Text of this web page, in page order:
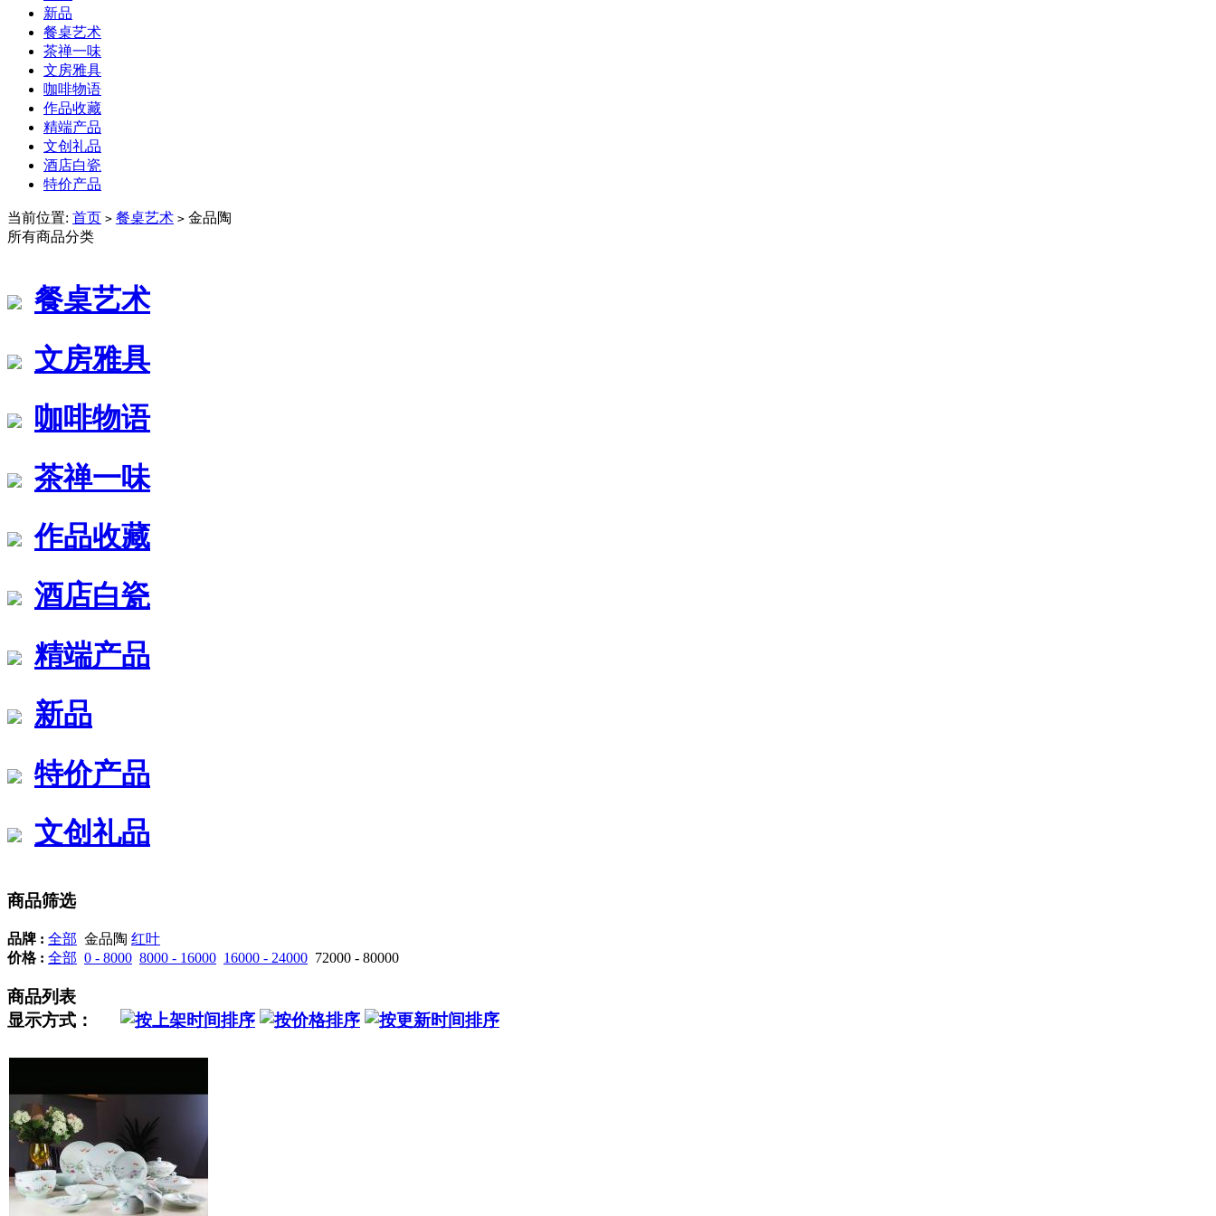
新品
餐桌艺术
茶禅一味
文房雅具
咖啡物语
作品收藏
精端产品
文创礼品
酒店白瓷
特价产品
当前位置: 首页 > 餐桌艺术 > 金品陶
所有商品分类
餐桌艺术
文房雅具
咖啡物语
茶禅一味
作品收藏
酒店白瓷
精端产品
新品
特价产品
文创礼品
商品筛选
品牌 : 全部 金品陶 红叶
价格 : 全部 0 - 8000 8000 - 16000 16000 - 24000 72000 - 80000
商品列表
显示方式：